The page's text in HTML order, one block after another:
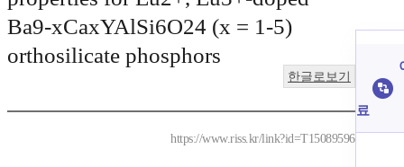
Ba9-xCaxYAlSi6O24 (x = 1-5)
orthosilicate phosphors
한글로보기
https://www.riss.kr/link?id=T15089596
료